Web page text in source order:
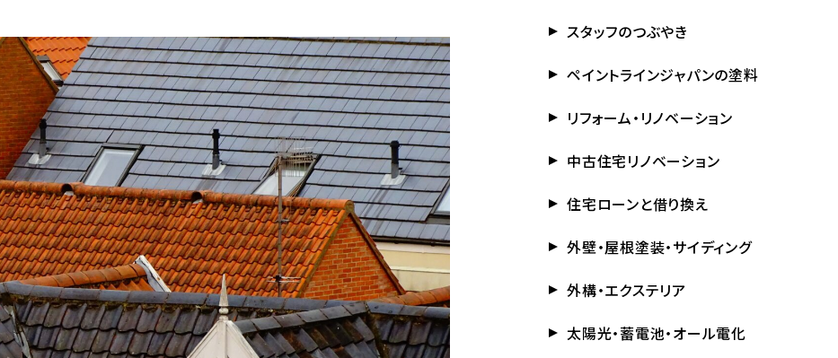
スタッフのつぶやき
ペイントラインジャパンの塗料
リフォーム・リノベーション
中古住宅リノベーション
住宅ローンと借り換え
外壁・屋根塗装・サイディング
外構・エクステリア
太陽光・蓄電池・オール電化